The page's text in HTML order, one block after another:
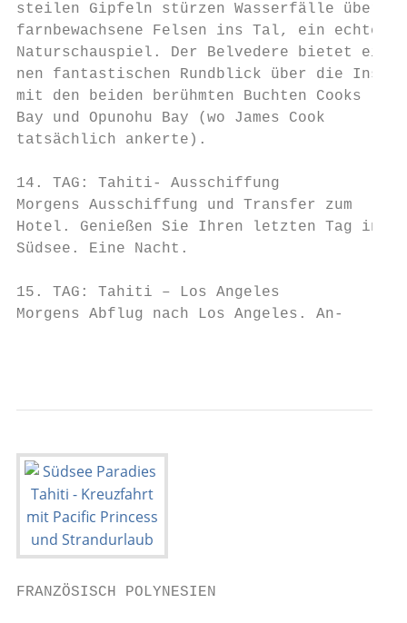
steilen Gipfeln stürzen Wasserfälle über
farnbewachsene Felsen ins Tal, ein echtes
Naturschauspiel. Der Belvedere bietet ei-
nen fantastischen Rundblick über die Insel
mit den beiden berühmten Buchten Cooks
Bay und Opunohu Bay (wo James Cook
tatsächlich ankerte).
14. TAG: Tahiti- Ausschiffung
Morgens Ausschiffung und Transfer zum
Hotel. Genießen Sie Ihren letzten Tag in
Südsee. Eine Nacht.
15. TAG: Tahiti – Los Angeles
Morgens Abflug nach Los Angeles. An-
FRANZÖSISCH POLYNESIEN